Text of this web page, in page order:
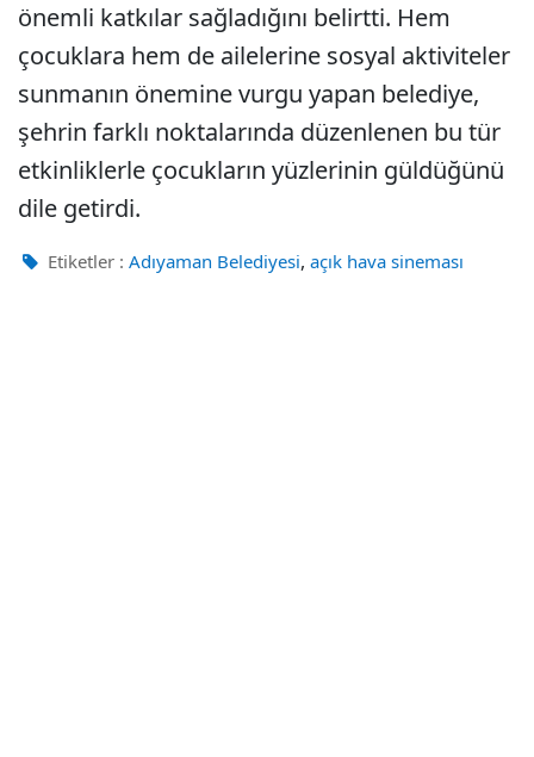
önemli katkılar sağladığını belirtti. Hem
çocuklara hem de ailelerine sosyal aktiviteler
sunmanın önemine vurgu yapan belediye,
şehrin farklı noktalarında düzenlenen bu tür
etkinliklerle çocukların yüzlerinin güldüğünü
dile getirdi.
Etiketler : Adıyaman Belediyesi, açık hava sineması